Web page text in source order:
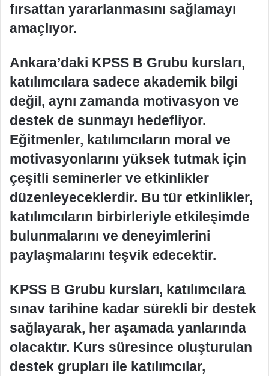
fırsattan yararlanmasını sağlamayı
amaçlıyor.
Ankara’daki KPSS B Grubu kursları,
katılımcılara sadece akademik bilgi
değil, aynı zamanda motivasyon ve
destek de sunmayı hedefliyor.
Eğitmenler, katılımcıların moral ve
motivasyonlarını yüksek tutmak için
çeşitli seminerler ve etkinlikler
düzenleyeceklerdir. Bu tür etkinlikler,
katılımcıların birbirleriyle etkileşimde
bulunmalarını ve deneyimlerini
paylaşmalarını teşvik edecektir.
KPSS B Grubu kursları, katılımcılara
sınav tarihine kadar sürekli bir destek
sağlayarak, her aşamada yanlarında
olacaktır. Kurs süresince oluşturulan
destek grupları ile katılımcılar,